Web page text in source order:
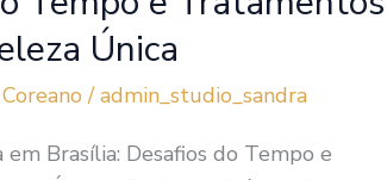
Única
/admin_studio_sandra
Brasília: Desafios do Tempo e